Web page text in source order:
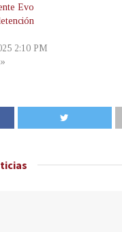
Evo
2:10 PM